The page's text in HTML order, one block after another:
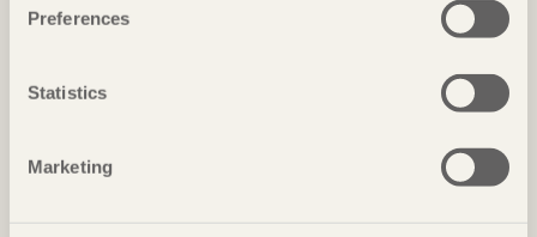
Preferences
Statistics
Marketing
Foto: Björn Lofterud